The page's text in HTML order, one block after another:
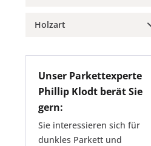
geölt
PC 200 lackiert
Elements Collection
Classic Collection
Schiffsboden Serie 4000
Haro
Stabmixmuster
Holzart
Esche
Eiche grau
Eiche dunkel
Eiche
Unser Parkettexperte
Phillip Klodt berät Sie
gern:
Sie interessieren sich für
dunkles Parkett und